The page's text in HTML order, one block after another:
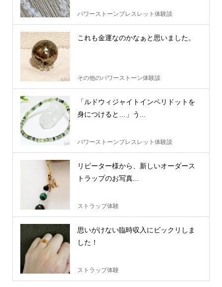
パワーストーンブレスレット体験談
これも金運なのかなぁと思いました。
その他のパワーストーン体験談
「ルドウィジャイトインペリドットを
身につけると…」う...
パワーストーンブレスレット体験談
リピーター様から、新しいオーダース
トラップのお写真...
ストラップ体験
思いがけない臨時収入にビックリしま
した！
ストラップ体験